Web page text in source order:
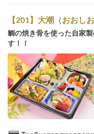
【201】大潮（おおし
鯛の焼き骨を使った自家
す！！